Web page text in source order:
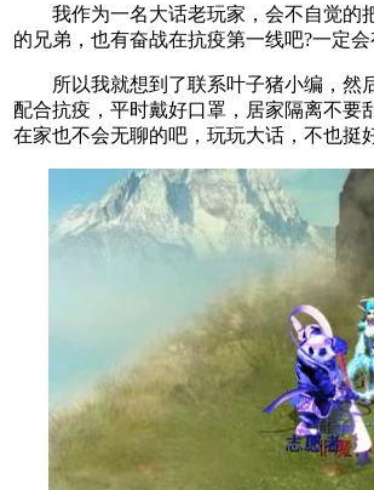
我作为一名大话老玩家，会不自觉的
的兄弟，也有奋战在抗疫第一线吧?一定会
所以我就想到了联系叶子猪小编，然
配合抗疫，平时戴好口罩，居家隔离不要
在家也不会无聊的吧，玩玩大话，不也挺